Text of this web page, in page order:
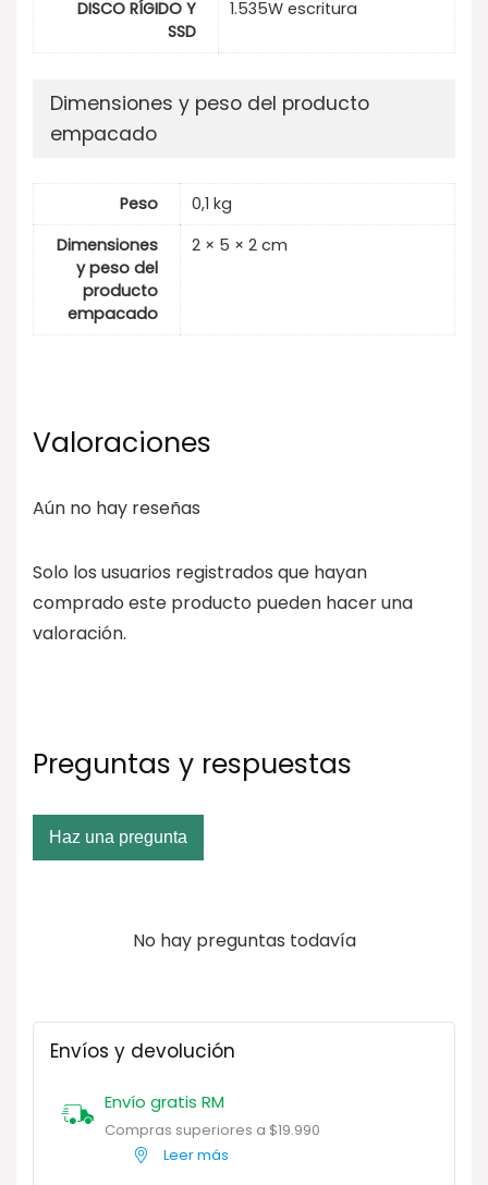
DISCO RÍGIDO Y
SSD
1.535W escritura
Dimensiones y peso del producto
empacado
Peso
0,1 kg
Dimensiones
y peso del
producto
empacado
2 × 5 × 2 cm
Valoraciones
Aún no hay reseñas
Solo los usuarios registrados que hayan
comprado este producto pueden hacer una
valoración.
Preguntas y respuestas
Haz una pregunta
No hay preguntas todavía
Envíos y devolución
Envío gratis RM
Compras superiores a $19.990
Leer más